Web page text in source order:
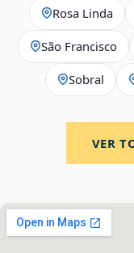
Rosa Linda
São Francisco
Sobral
VER